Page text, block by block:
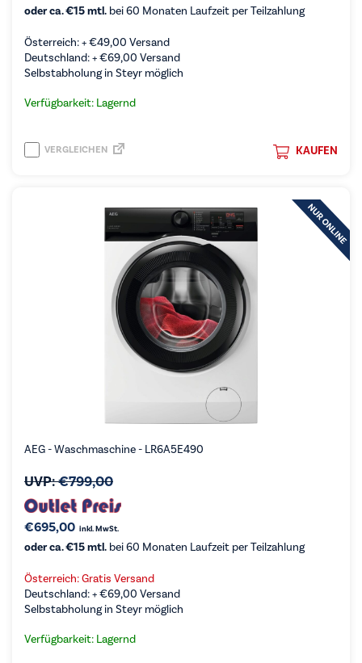
oder ca. €15 mtl. bei 60 Monaten Laufzeit per Teilzahlung
Österreich: +€49,00 Versand
Deutschland: +€69,00 Versand
Selbstabholung in Steyr möglich
Verfügbarkeit: Lagernd
KAUFEN
VERGLEICHEN
AEG - Waschmaschine - LR6A5E490
UVP:€799,00
€695,00 inkl. MwSt.
oder ca. €15 mtl. bei 60 Monaten Laufzeit per Teilzahlung
Österreich: Gratis Versand
Deutschland: +€69,00 Versand
Selbstabholung in Steyr möglich
Verfügbarkeit: Lagernd